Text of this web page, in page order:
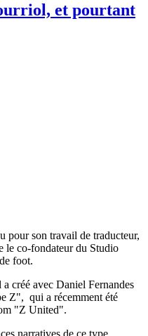
et pourtant
pour son travail de traducteur,
le co-fondateur du Studio
foot.
créé avec Daniel Fernandes
Z", qui a récemment été
"Z United".